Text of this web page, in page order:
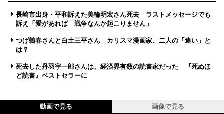
長崎市出身・平和訴えた美輪明宏さん死去 ラストメッセージでも
訴え「愛があれば 戦争なんか起こりません」
つげ義春さんと白土三平さん カリスマ漫画家、二人の「違い」と
は？
死去した丹羽宇一郎さんは、経済界有数の読書家だった 『死ぬほ
ど読書』ベストセラーに
動画で見る 画像で見る